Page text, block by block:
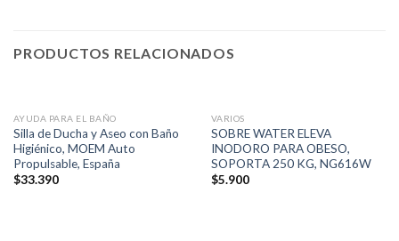
PRODUCTOS RELACIONADOS
AYUDA PARA EL BAÑO
Silla de Ducha y Aseo con Baño
Higiénico, MOEM Auto
Propulsable, España
$33.390
VARIOS
SOBRE WATER ELEVA
INODORO PARA OBESO,
SOPORTA 250 KG, NG616W
$5.900